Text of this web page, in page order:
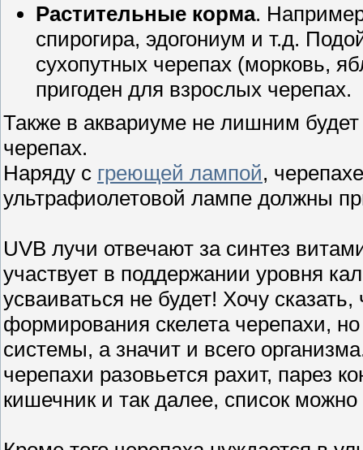
Растительные корма.
спирогира, эдогониум и т.д.
сухопутных черепах (морковь,
пригоден для взрослых черепах.
Также в аквариуме не лишним
черепах.
Наряду с греющей лампой,
ультрафиолетовой лампе должны
UVB лучи отвечают за синтез
участвует в поддержании уровня
усваиваться не будет! Хочу
формирования скелета черепахи,
системы, а значит и всего
черепахи разовьется рахит, парез
кишечник и так далее, список можно